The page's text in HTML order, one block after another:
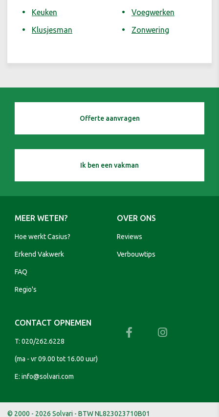
Keuken
Klusjesman
Voegwerken
Zonwering
Offerte aanvragen
Ik ben een vakman
MEER WETEN?
Hoe werkt Casius?
Erkend Vakwerk
FAQ
Regio's
OVER ONS
Reviews
Verbouwtips
CONTACT OPNEMEN
T: 020/262.6228
(ma - vr 09.00 tot 16.00 uur)
E: info@solvari.com
© 2000 - 2026 Solvari - BTW NL823023710B01